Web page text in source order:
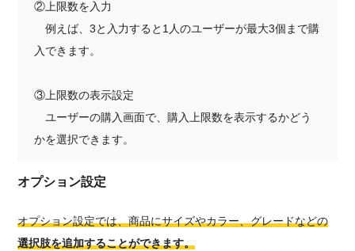
②上限数を入力
例えば、3と入力すると1人のユーザーが最大3個まで購
入できます。
③上限数の表示設定
ユーザーの購入画面で、購入上限数を表示するかどう
かを選択できます。
オプション設定
オプション設定では、商品にサイズやカラー、グレードなどの
選択肢を追加することができます。